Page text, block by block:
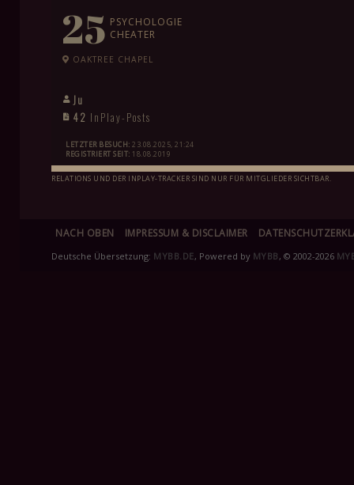
25 PSYCHOLOGIE
CHEATER
OAKTREE CHAPEL
Ju
42 InPlay-Posts
LETZTER BESUCH: 23.08.2025, 21:24
REGISTRIERT SEIT: 18.08.2019
RELATIONS UND DER INPLAY-TRACKER SIND NUR FÜR MITGLIEDER SICHTBAR.
NACH OBEN IMPRESSUM & DISCLAIMER
Deutsche Übersetzung: MYBB.DE, Powered by MYBB , © 2002-2026